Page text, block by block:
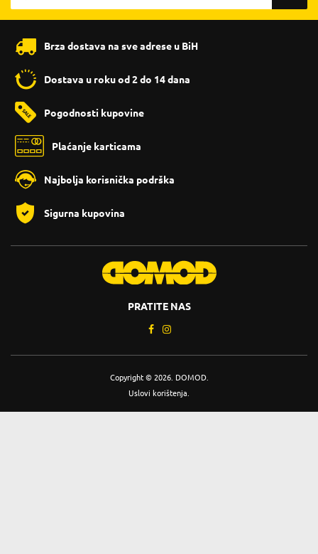
Brza dostava na sve adrese u BiH
Dostava u roku od 2 do 14 dana
Pogodnosti kupovine
Plaćanje karticama
Najbolja korisnička podrška
Sigurna kupovina
PRATITE NAS
Copyright © 2026. DOMOD.
Uslovi korištenja